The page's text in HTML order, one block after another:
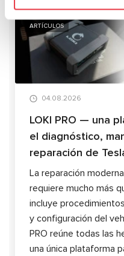
ARTÍCULOS
04.08.2026
LOKI PRO — una
el diagnóstico,
reparación de
La reparación
requiere mucho más
incluye
y configuración del
PRO reúne todas las
una única plataforma